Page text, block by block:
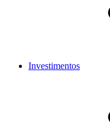
Investimentos